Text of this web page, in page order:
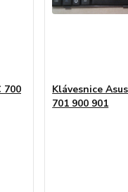
700
Klávesnice
701 900 901